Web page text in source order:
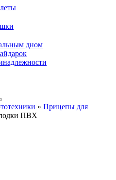
дном
» Прицепы для
ПВХ